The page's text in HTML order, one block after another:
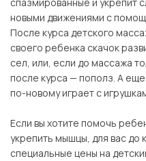
новыми движениями с
После курса детского
своего ребенка скачок
сел, или, если до массажа
после курса — пополз. А
по-новому играет с
Если вы хотите помочь
укрепить мышцы, для вас до
специальные цены на